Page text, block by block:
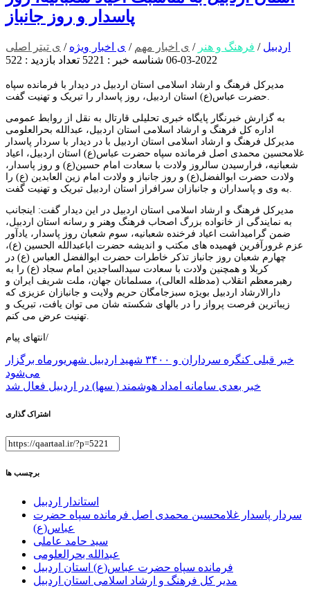
پاسدار و روز جانباز
اردبیل / فرهنگ و هنر / ی اخبار مهم / ی اخبار ویژه / ی تیتر اصلی
2022-03-06
شناسه خبر : 5221 تعداد بازدید : 522
مدیرکل فرهنگ و ارشاد اسلامی استان اردبیل در دیدار با فرمانده سپاه
به گزارش خبرنگار پایگاه خبری تحلیلی قارتال به نقل از روابط عمومی
اداره کل فرهنگ و ارشاد اسلامی استان اردبیل، عبدالله بحرالعلومی
مدیرکل فرهنگ و ارشاد اسلامی استان اردبیل با در دیدار با سردار پاسدار
غلامحسین محمدی اصل فرمانده سپاه حضرت عباس(ع) استان اردبیل، اعیاد
شعبانیه، فرارسیدن سالروز ولادت با سعادت امام حسین(ع) و روز پاسدار،
ولادت حضرت ابوالفضل(ع) و روز جانباز و ولادت امام زین العابدین (ع) را
مدیرکل فرهنگ و ارشاد اسلامی استان اردبیل در این دیدار گفت: اینجانب
به نمایندگی از خانواده بزرگ اصحاب فرهنگ وهنر و رسانه استان اردبیل،
ضمن گرامیداشت اعیاد فرخنده شعبانیه، سوم شعبان روز پاسدار، یادآور
عزم غرورآفرین فهمیده های مکتب و اندیشه حضرت اباعبدالله الحسین (ع)،
چهارم شعبان روز جانباز تذکر خاطرات حضرت ابوالفضل العباس (ع) در
کربلا و همچنین ولادت با سعادت سیدالساجدین امام سجاد (ع) را به
رهبرمعظم انقلاب (مدظله العالی)، مسلمانان جهان، ملت شریف ایران و
دارالارشاد اردبیل بویژه سبزجامگان حریم ولایت و جانبازان عزیزی که
زیباترین فرصت پرواز را در بالهای شکسته شان می توان یافت، تبریک و
انتهای پیام/
راهبری
نوشته
خبر قبلی
کنگره سرداران و ۳۴۰۰ شهید اردبیل شهریورماه برگزار
می‌شود
خبر بعدی سامانه امداد هوشمند ( سها) در اردبیل فعال شد
اشتراک گذاری
برچسب ها
استاندار اردبیل
سردار پاسدار غلامحسین محمدی اصل فرمانده سپاه حضرت
عباس(ع)
سید حامد عاملی
عبدالله بحرالعلومی
فرمانده سپاه حضرت عباس(ع) استان اردبیل
مدیر کل فرهنگ و ارشاد اسلامی استان اردبیل